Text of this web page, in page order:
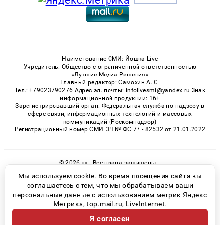
Наименование СМИ: Йошка Live
Учредитель: Общество с ограниченной ответственностью
«Лучшие Медиа Решения»
Главный редактор: Самохин А. С.
Тел.: +79023790276 Адрес эл. почты: infolivesmi@yandex.ru Знак
информационной продукции: 16+
Зарегистрировавший орган: Федеральная служба по надзору в
сфере связи, информационных технологий и массовых
коммуникаций (Роскомнадзор)
Регистрационный номер СМИ ЭЛ № ФС 77 - 82532 от 21.01.2022
© 2026 «» | Все права защищены
Возрастная категория сайта 16+
Политика конфиденциальности
Мы используем cookie. Во время посещения сайта вы
соглашаетесь с тем, что мы обрабатываем ваши
персональные данные с использованием метрик Яндекс
Метрика, top.mail.ru, LiveInternet.
Я согласен